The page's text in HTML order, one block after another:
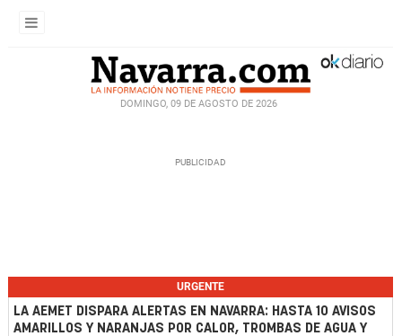
DOMINGO, 09 DE AGOSTO DE 2026
URGENTE
LA AEMET DISPARA ALERTAS EN NAVARRA: HASTA 10 AVISOS
AMARILLOS Y NARANJAS POR CALOR, TROMBAS DE AGUA Y